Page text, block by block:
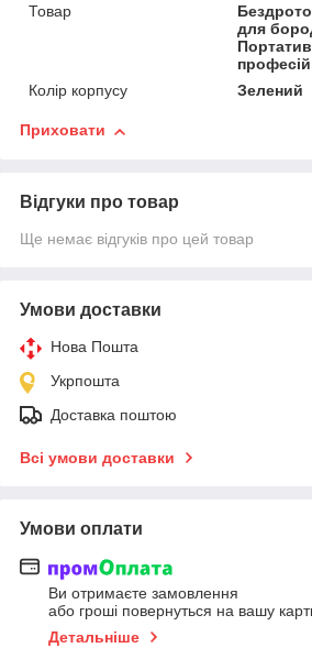
Товар
для
Колір корпусу
Зелений
Приховати
Відгуки про товар
Ще немає відгуків про цей товар
Умови доставки
Нова Пошта
Укрпошта
Доставка поштою
Всі умови доставки
Умови оплати
Ви отримаєте замовлення
або гроші повернуться на вашу
Детальніше